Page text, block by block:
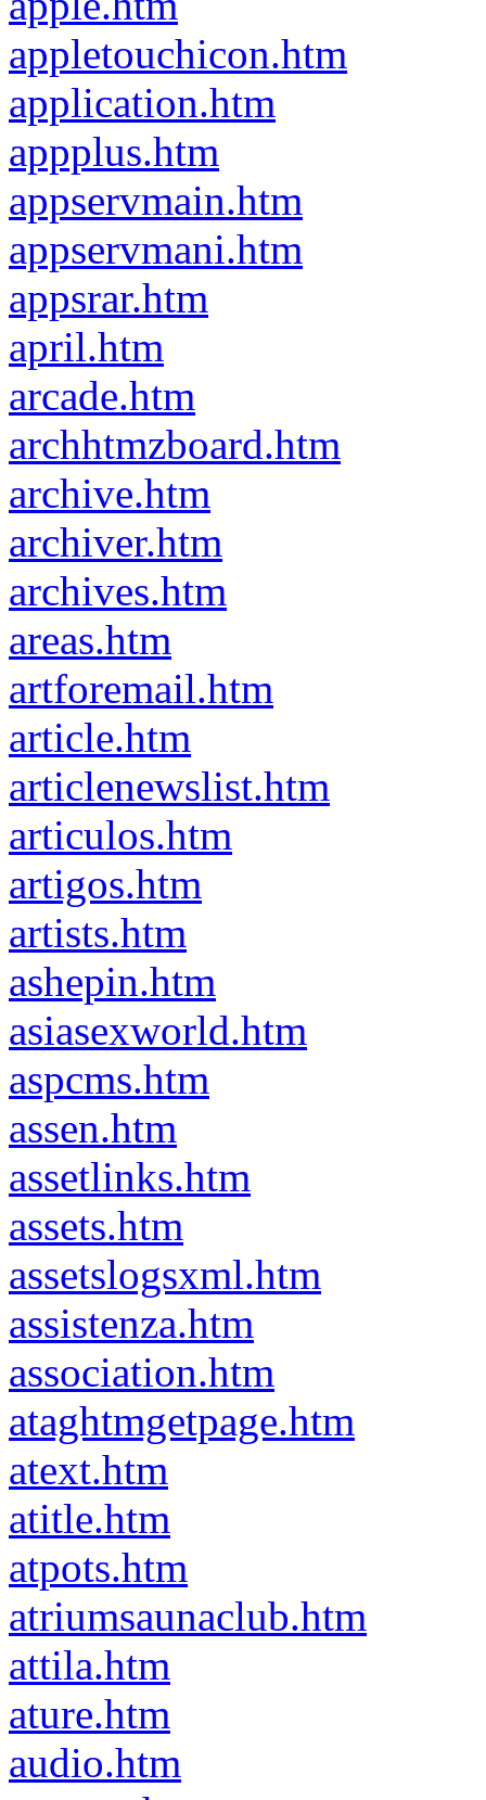
appletouchicon.htm
application.htm
appplus.htm
appservmain.htm
appservmani.htm
appsrar.htm
april.htm
arcade.htm
archhtmzboard.htm
archive.htm
archiver.htm
archives.htm
areas.htm
artforemail.htm
article.htm
articlenewslist.htm
articulos.htm
artigos.htm
artists.htm
ashepin.htm
asiasexworld.htm
aspcms.htm
assen.htm
assetlinks.htm
assets.htm
assetslogsxml.htm
assistenza.htm
association.htm
ataghtmgetpage.htm
atext.htm
atitle.htm
atpots.htm
atriumsaunaclub.htm
attila.htm
ature.htm
audio.htm